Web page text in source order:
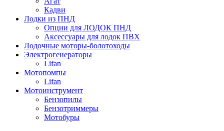
Кадви
Лодки из ПНД
Опции для ЛОДОК ПНД
Аксессуары для лодок ПВХ
Лодочные моторы-болотоходы
Электрогенераторы
Lifan
Мотопомпы
Lifan
Мотоинструмент
Бензопилы
Бензотриммеры
Мотобуры